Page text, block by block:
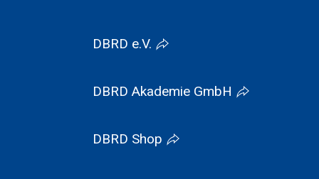
DBRD e.V.
DBRD Akademie GmbH
DBRD Shop